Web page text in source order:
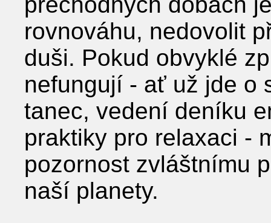
rovnováhu, nedovolit
duši. Pokud obvyklé
nefungují - ať už jde o
tanec, vedení deníku
praktiky pro relaxaci -
pozornost zvláštnímu
naší planety.